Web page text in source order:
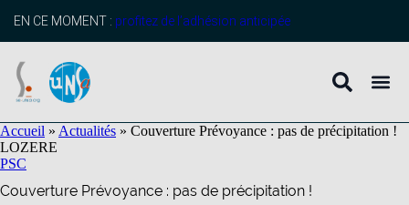
principal
EN CE MOMENT : profitez de l’adhésion anticipée
Accueil » Actualités » Couverture Prévoyance : pas de précipitation !
LOZERE
PSC
Couverture Prévoyance : pas de précipitation !